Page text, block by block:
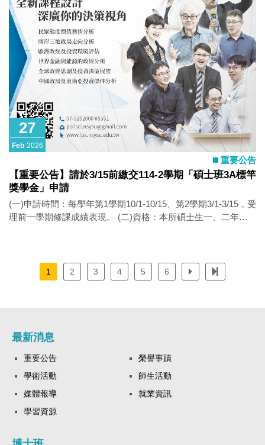
每人1,000元，非母語獨立發表者每人5,000元；共同發表者每增
加1人扣1/5，以此類推。（例：2人共同以母語發表，獎助800
元），Poster Session海報論文發表人皆不予補助。 3.本獎助學
金由所務會議審定後一次發放，並得依個案情形調整獎助金
額。 4.同一學術會議論文已獲本所其他獎助學金補助者，不得
重複申請 ※相關辦法及表單請至本所網頁下載
https://ips.nsysu.edu.tw/master/scholarship
27
Feb 2026
重要公告
【重要公告】請於3/15前繳交114-2學期「碩士班3A標竿
獎學金」申請
(一)申請時間：每學年第1學期10/1-10/15、第2學期3/1-3/15，受
理前一學期修課成績表現。 (二)資格：本所碩士生一、二年
作類不計)。採計所修課程中有九學分之各課程成績達Ａ以上者
（九學分中可包括一或二學分課程，惟論文寫作與演講類之課
議調整審定後一次發放。 ※相關辦法及表單請至本所「獎助學
1 2 3 4 5 6
最新消息
重要公告
榮譽事蹟
學術活動
師生活動
媒體報導
就業資訊
學習資源